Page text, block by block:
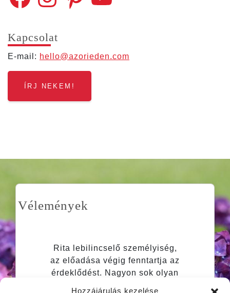
Hozzájárulás kezelése
Kap­cso­lat
E‑mail: hello@​azorieden.​com
ÍRJ NEKEM!
Vélemények
Rita lebilincselő személyiség,
az előadása végig fenntartja az
érdeklődést. Nagyon sok olyan